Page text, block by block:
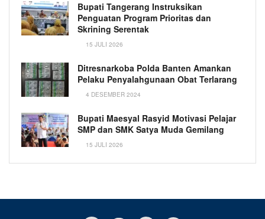
Bupati Tangerang Instruksikan
Penguatan Program Prioritas dan
Skrining Serentak
15 JULI 2026
Ditresnarkoba Polda Banten Amankan
Pelaku Penyalahgunaan Obat Terlarang
4 DESEMBER 2024
Bupati Maesyal Rasyid Motivasi Pelajar
SMP dan SMK Satya Muda Gemilang
15 JULI 2026